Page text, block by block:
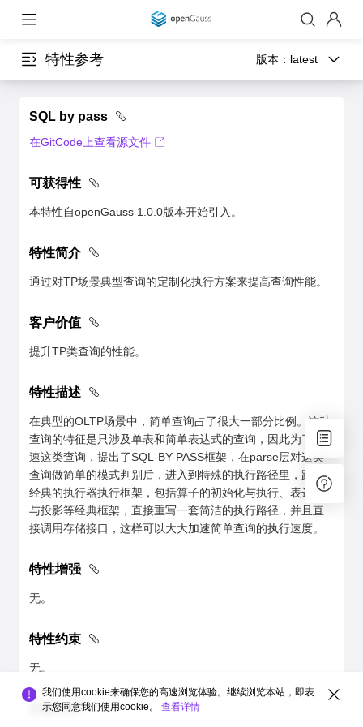
特性参考 版本： latest
SQL by pass
在GitCode上查看源文件
可获得性
本特性自openGauss 1.0.0版本开始引入。
特性简介
通过对TP场景典型查询的定制化执行方案来提高查询性能。
客户价值
提升TP类查询的性能。
特性描述
在典型的OLTP场景中，简单查询占了很大一部分比例。这种
查询的特征是只涉及单表和简单表达式的查询，因此为了加
速这类查询，提出了SQL-BY-PASS框架，在parse层对这类
查询做简单的模式判别后，进入到特殊的执行路径里，跳过
经典的执行器执行框架，包括算子的初始化与执行、表达式
与投影等经典框架，直接重写一套简洁的执行路径，并且直
接调用存储接口，这样可以大大加速简单查询的执行速度。
特性增强
无。
特性约束
无。
依赖关系
我们使用cookie来确保您的高速浏览体验。继续浏览本站，即表
示您同意我们使用cookie。 查看详情